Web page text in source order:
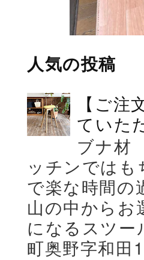
人気の投稿
【ご
ていた
ブナ材
ッチンでは
で楽な時間の
山の中から
になるスツー
町奥野字和